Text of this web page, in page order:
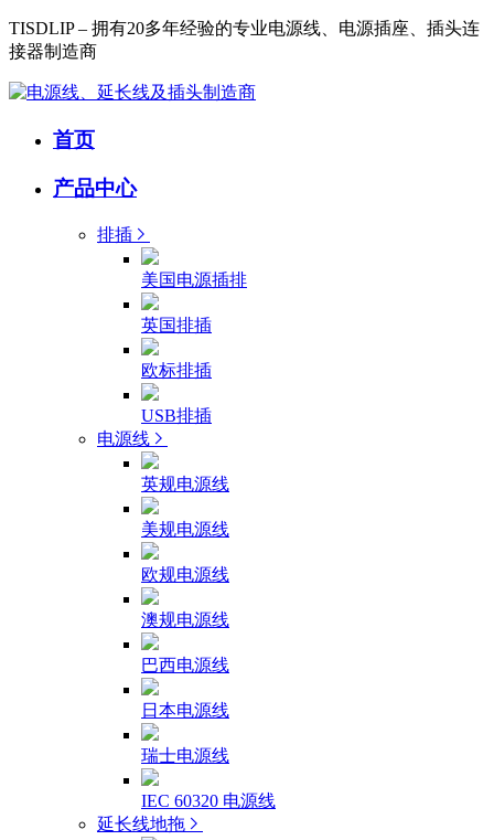
TISDLIP – 拥有20多年经验的专业电源线、电源插座、插头连
接器制造商
首页
产品中心
排插
美国电源插排
英国排插
欧标排插
USB排插
电源线
英规电源线
美规电源线
欧规电源线
澳规电源线
巴西电源线
日本电源线
瑞士电源线
IEC 60320 电源线
延长线地拖